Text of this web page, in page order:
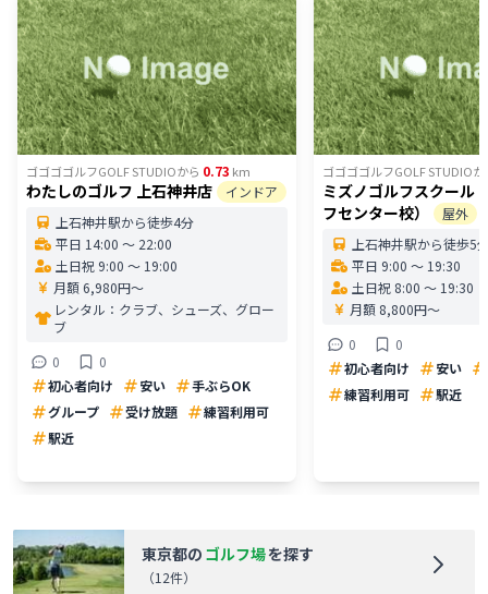
ゴゴゴゴルフGOLF STUDIOから 0.73 km
わたしのゴルフ 上石神井店
インドア
上石神井駅から徒歩4分
平日 14:00 〜 22:00
土日祝 9:00 〜 19:00
月額 6,980円〜
レンタル： クラブ、シューズ、グロー
ブ
0
0
初心者向け
安い
手ぶらOK
グループ
受け放題
練習利用可
駅近
ゴゴゴゴルフGOLF STUDIOか
ミズノゴルフスクール
フセンター校）
屋外
上石神井駅から徒歩5
平日 9:00 〜 19:30
土日祝 8:00 〜 19:30
月額 8,800円〜
0
0
初心者向け
安い
練習利用可
駅近
東京都の ゴルフ場を探す
（12件）